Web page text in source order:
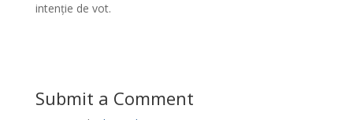
intenție de vot.
Submit a Comment